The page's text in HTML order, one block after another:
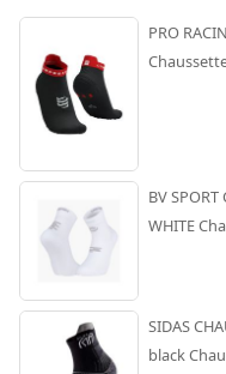
PRO
BV
WHITE
SIDAS
black